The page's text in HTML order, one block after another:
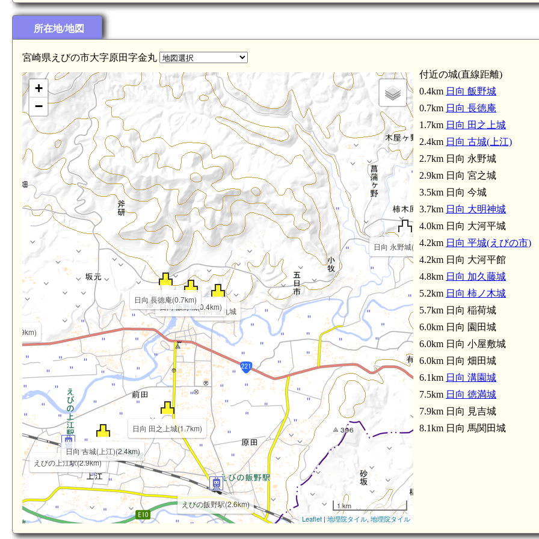
所在地/地図
宮崎県えびの市大字原田字金丸
えびの飯野駅(2.6km)
えびの上江駅(2.9km)
日向 金丸城
日向 飯野城(0.4km)
日向 長徳庵(0.7km)
日向 田之上城(1.7km)
日向 古城(上江)(2.4km)
日向 永野城(2.7km)
城(2.9km)
日向 今城(3.5km)日向 大河平城(4.0km)
日向 大河平館
+
−
1 km
Leaflet |地理院タイル,地理院タイル
付近の城(直線距離)
0.4km 日向 飯野城
0.7km 日向 長徳庵
1.7km 日向 田之上城
2.4km 日向 古城(上江)
2.7km 日向 永野城
2.9km 日向 宮之城
3.5km 日向 今城
3.7km 日向 大明神城
4.0km 日向 大河平城
4.2km 日向 平城(えびの市)
4.2km 日向 大河平館
4.8km 日向 加久藤城
5.2km 日向 柿ノ木城
5.7km 日向 稲荷城
6.0km 日向 園田城
6.0km 日向 小屋敷城
6.0km 日向 畑田城
6.1km 日向 溝園城
7.5km 日向 徳満城
7.9km 日向 見吉城
8.1km 日向 馬関田城